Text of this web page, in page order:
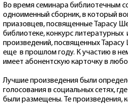
Во время семинара библиотечным
одноименный сборник, в который
приазовцев, посвященные Тарасу
библиотеке, конкурс литературных
произведений, посвященных
еще в прошлом году. К участию в
имеет абонентскую карточку в
Лучшие произведения были
голосования в социальных сетях,
были размещены. Те произведения,